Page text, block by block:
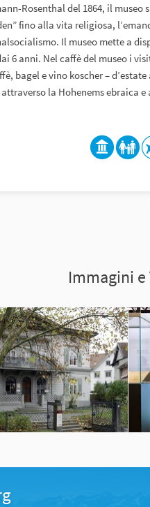
Rosenthal del 1864, il museo
fino alla vita religiosa,
Il museo mette a
6 anni. Nel caffè del museo i
bagel e vino koscher –
la Hohenems ebraica
Immagini e